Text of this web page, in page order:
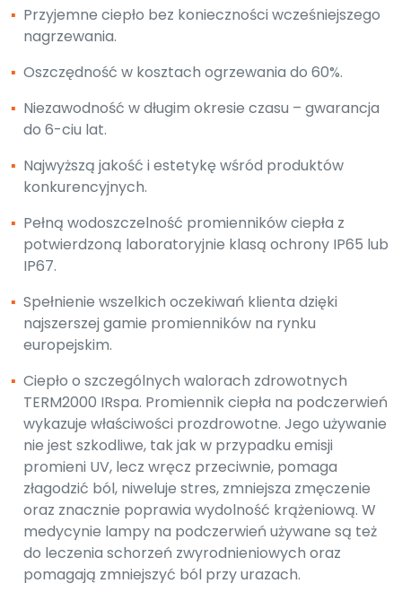
▪ Przyjemne ciepło bez konieczności wcześniejszego
nagrzewania.
▪ Oszczędność w kosztach ogrzewania do 60%.
▪ Niezawodność w długim okresie czasu – gwarancja
do 6-ciu lat.
▪ Najwyższą jakość i estetykę wśród produktów
konkurencyjnych.
▪ Pełną wodoszczelność promienników ciepła z
potwierdzoną laboratoryjnie klasą ochrony IP65 lub
IP67.
▪ Spełnienie wszelkich oczekiwań klienta dzięki
najszerszej gamie promienników na rynku
europejskim.
▪ Ciepło o szczególnych walorach zdrowotnych
TERM2000 IRspa. Promiennik ciepła na podczerwień
wykazuje właściwości prozdrowotne. Jego używanie
nie jest szkodliwe, tak jak w przypadku emisji
promieni UV, lecz wręcz przeciwnie, pomaga
złagodzić ból, niweluje stres, zmniejsza zmęczenie
oraz znacznie poprawia wydolność krążeniową. W
medycynie lampy na podczerwień używane są też
do leczenia schorzeń zwyrodnieniowych oraz
pomagają zmniejszyć ból przy urazach.